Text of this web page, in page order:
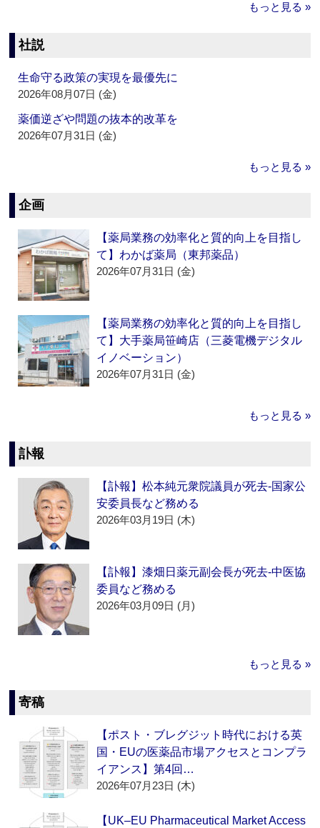
もっと見る »
社説
生命守る政策の実現を最優先に
2026年08月07日 (金)
薬価逆ざや問題の抜本的改革を
2026年07月31日 (金)
もっと見る »
企画
【薬局業務の効率化と質的向上を目指し
て】わかば薬局（東邦薬品）
2026年07月31日 (金)
【薬局業務の効率化と質的向上を目指し
て】大手薬局笹崎店（三菱電機デジタル
イノベーション）
2026年07月31日 (金)
もっと見る »
訃報
【訃報】松本純元衆院議員が死去‐国家公
安委員長など務める
2026年03月19日 (木)
【訃報】漆畑日薬元副会長が死去‐中医協
委員など務める
2026年03月09日 (月)
もっと見る »
寄稿
【ポスト・ブレグジット時代における英
国・EUの医薬品市場アクセスとコンプラ
イアンス】第4回…
2026年07月23日 (木)
【UK–EU Pharmaceutical Market Access